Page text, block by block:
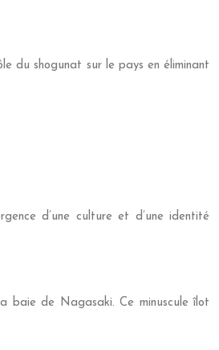
du shogunat sur le pays en éliminant
d’une culture et d’une identité
baie de Nagasaki. Ce minuscule îlot